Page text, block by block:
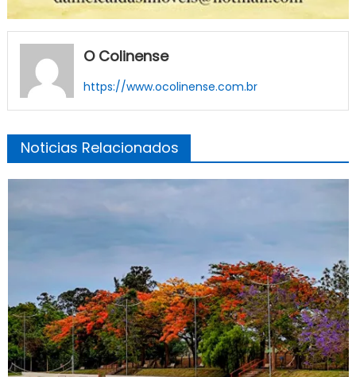
O Colinense
https://www.ocolinense.com.br
Noticias Relacionados